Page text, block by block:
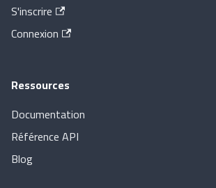
S'inscrire
Connexion
Ressources
Documentation
Référence API
Blog